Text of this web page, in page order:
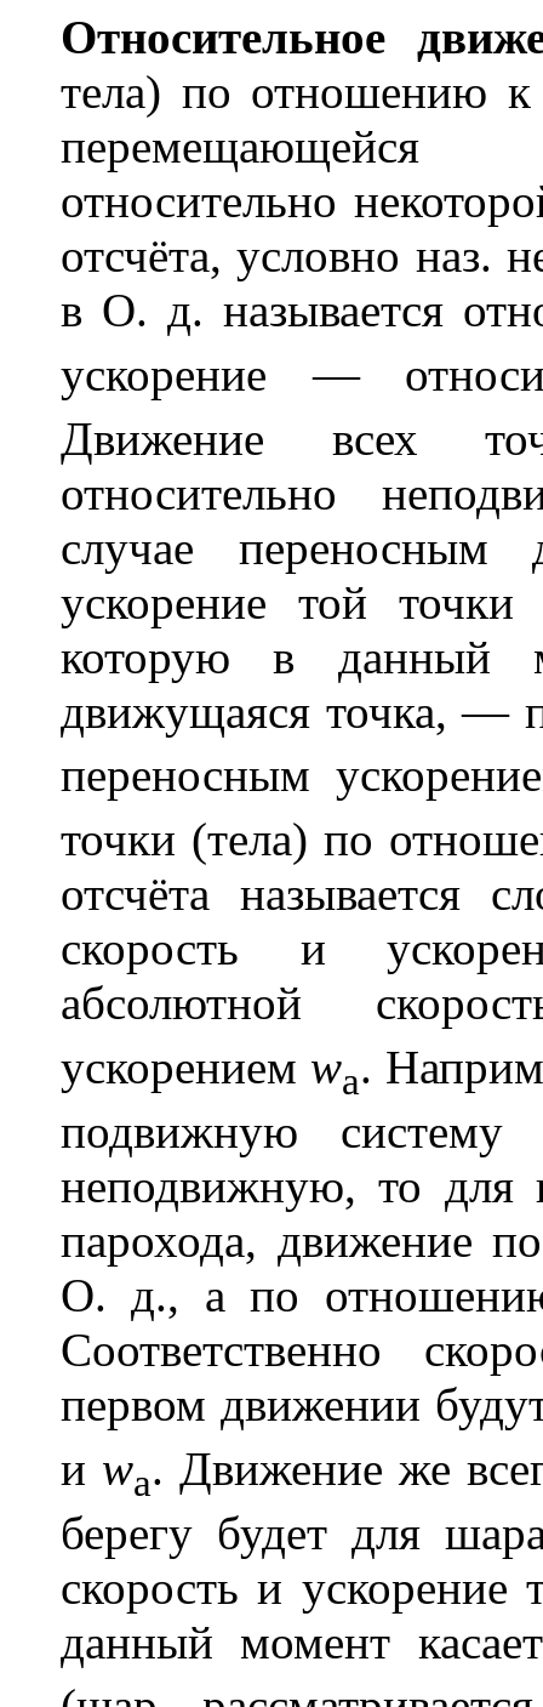
Относительное движ
тела) по отношению к
перемещающейся
относительно
отсчёта, условно наз.
в О. д. называется
ускорение —
Движение всех
относительно
случае
ускорение той
которую в данный
движущаяся точка, —
переносным
точки (тела) по
отсчёта называется
скорость и
абсолютной
ускорением wa.
подвижную
неподвижную, то для
парохода, движение
О. д., а по
Соответственно
первом движении
и wa. Движение же
берегу будет для
скорость и ускорение
данный момент